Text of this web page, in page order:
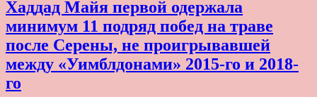
Хаддад Майя первой одержала
минимум 11 подряд побед на траве
после Серены, не проигрывавшей
между «Уимблдонами» 2015-го и 2018-
го